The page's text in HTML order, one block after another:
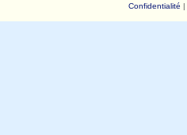
Confidentialité |